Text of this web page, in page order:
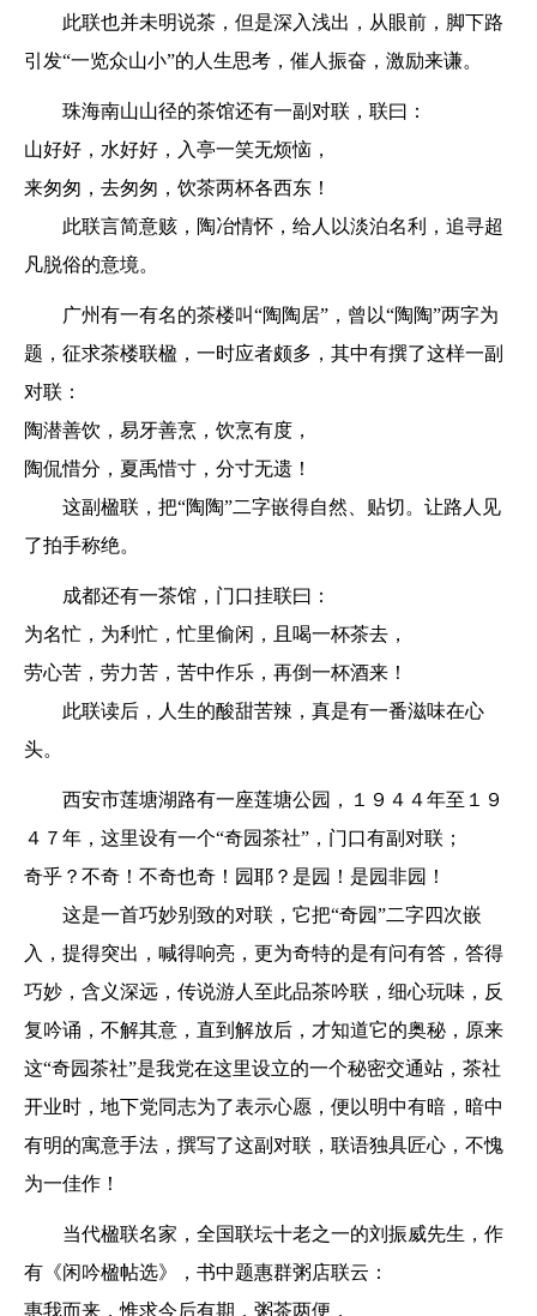
此联也并未明说茶，但是深入浅出，从眼前，脚下路
引发“一览众山小”的人生思考，催人振奋，激励来谦。
珠海南山山径的茶馆还有一副对联，联曰：
山好好，水好好，入亭一笑无烦恼，
来匆匆，去匆匆，饮茶两杯各西东！
此联言简意赅，陶冶情怀，给人以淡泊名利，追寻超
凡脱俗的意境。
广州有一有名的茶楼叫“陶陶居”，曾以“陶陶”两字为
题，征求茶楼联楹，一时应者颇多，其中有撰了这样一副
对联：
陶潜善饮，易牙善烹，饮烹有度，
陶侃惜分，夏禹惜寸，分寸无遗！
这副楹联，把“陶陶”二字嵌得自然、贴切。让路人见
了拍手称绝。
成都还有一茶馆，门口挂联曰：
为名忙，为利忙，忙里偷闲，且喝一杯茶去，
劳心苦，劳力苦，苦中作乐，再倒一杯酒来！
此联读后，人生的酸甜苦辣，真是有一番滋味在心
头。
西安市莲塘湖路有一座莲塘公园，１９４４年至１９
４７年，这里设有一个“奇园茶社”，门口有副对联；
奇乎？不奇！不奇也奇！园耶？是园！是园非园！
这是一首巧妙别致的对联，它把“奇园”二字四次嵌
入，提得突出，喊得响亮，更为奇特的是有问有答，答得
巧妙，含义深远，传说游人至此品茶吟联，细心玩味，反
复吟诵，不解其意，直到解放后，才知道它的奥秘，原来
这“奇园茶社”是我党在这里设立的一个秘密交通站，茶社
开业时，地下党同志为了表示心愿，便以明中有暗，暗中
有明的寓意手法，撰写了这副对联，联语独具匠心，不愧
为一佳作！
当代楹联名家，全国联坛十老之一的刘振威先生，作
有《闲吟楹帖选》，书中题惠群粥店联云：
惠我而来，惟求今后有期，粥茶两便，